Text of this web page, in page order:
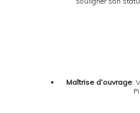
Maîtrise d’ouvrage: